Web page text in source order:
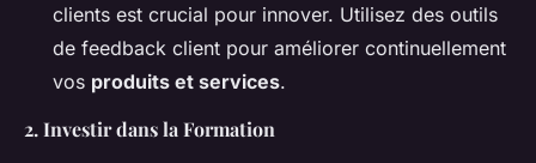
clients est crucial pour innover. Utilisez des outils
de feedback client pour améliorer continuellement
vos produits et services.
2.Investir dans la Formation